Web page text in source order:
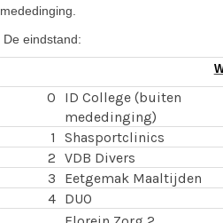
mededinging.
De eindstand:
0
ID College (buiten
mededinging)
1 Shasportclinics
2 VDB Divers
3
Eetgemak Maaltijden
4 DUO